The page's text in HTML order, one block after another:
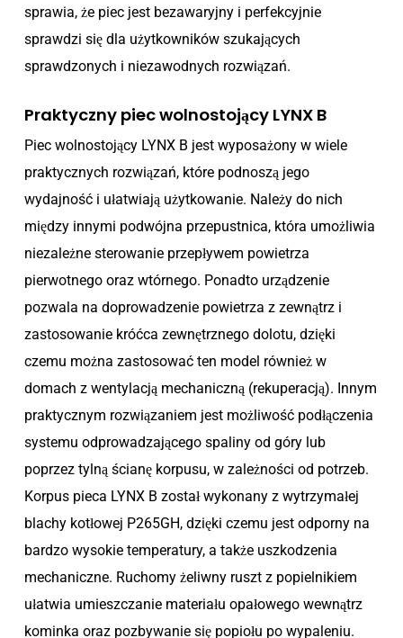
sprawia, że piec jest bezawaryjny i perfekcyjnie
sprawdzi się dla użytkowników szukających
sprawdzonych i niezawodnych rozwiązań.
Praktyczny piec wolnostojący LYNX B
Piec wolnostojący LYNX B jest wyposażony w wiele
praktycznych rozwiązań, które podnoszą jego
wydajność i ułatwiają użytkowanie. Należy do nich
między innymi podwójna przepustnica, która umożliwia
niezależne sterowanie przepływem powietrza
pierwotnego oraz wtórnego. Ponadto urządzenie
pozwala na doprowadzenie powietrza z zewnątrz i
zastosowanie króćca zewnętrznego dolotu, dzięki
czemu można zastosować ten model również w
domach z wentylacją mechaniczną (rekuperacją). Innym
praktycznym rozwiązaniem jest możliwość podłączenia
systemu odprowadzającego spaliny od góry lub
poprzez tylną ścianę korpusu, w zależności od potrzeb.
Korpus pieca LYNX B został wykonany z wytrzymałej
blachy kotłowej P265GH, dzięki czemu jest odporny na
bardzo wysokie temperatury, a także uszkodzenia
mechaniczne. Ruchomy żeliwny ruszt z popielnikiem
ułatwia umieszczanie materiału opałowego wewnątrz
kominka oraz pozbywanie się popiołu po wypaleniu.